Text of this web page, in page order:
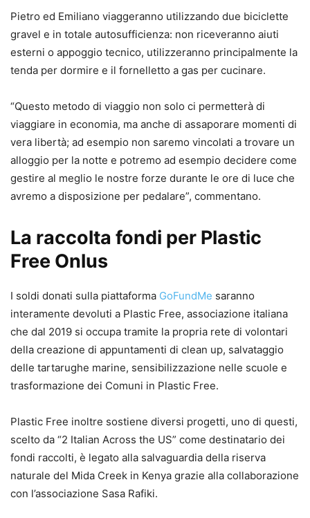
Pietro ed Emiliano viaggeranno utilizzando due biciclette
gravel e in totale autosufficienza: non riceveranno aiuti
esterni o appoggio tecnico, utilizzeranno principalmente la
tenda per dormire e il fornelletto a gas per cucinare.
“Questo metodo di viaggio non solo ci permetterà di
viaggiare in economia, ma anche di assaporare momenti di
vera libertà; ad esempio non saremo vincolati a trovare un
alloggio per la notte e potremo ad esempio decidere come
gestire al meglio le nostre forze durante le ore di luce che
avremo a disposizione per pedalare”, commentano.
La raccolta fondi per Plastic
Free Onlus
I soldi donati sulla piattaforma GoFundMe saranno
interamente devoluti a Plastic Free, associazione italiana
che dal 2019 si occupa tramite la propria rete di volontari
della creazione di appuntamenti di clean up, salvataggio
delle tartarughe marine, sensibilizzazione nelle scuole e
trasformazione dei Comuni in Plastic Free.
Plastic Free inoltre sostiene diversi progetti, uno di questi,
scelto da “2 Italian Across the US” come destinatario dei
fondi raccolti, è legato alla salvaguardia della riserva
naturale del Mida Creek in Kenya grazie alla collaborazione
con l’associazione Sasa Rafiki.